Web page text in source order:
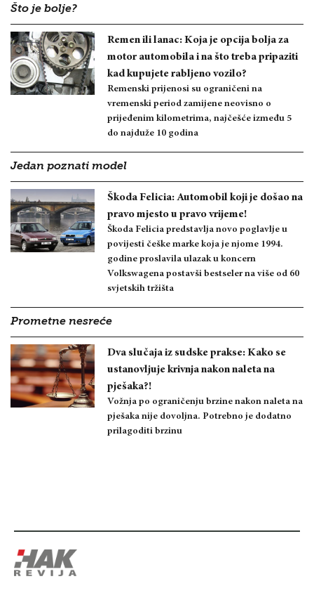
Što je bolje?
Remen ili lanac: Koja je opcija bolja za
motor automobila i na što treba pripaziti
kad kupujete rabljeno vozilo?
Remenski prijenosi su ograničeni na
vremenski period zamijene neovisno o
prijeđenim kilometrima, najčešće između 5
do najduže 10 godina
Jedan poznati model
Škoda Felicia: Automobil koji je došao na
pravo mjesto u pravo vrijeme!
Škoda Felicia predstavlja novo poglavlje u
povijesti češke marke koja je njome 1994.
godine proslavila ulazak u koncern
Volkswagena postavši bestseler na više od 60
svjetskih tržišta
Prometne nesreće
Dva slučaja iz sudske prakse: Kako se
ustanovljuje krivnja nakon naleta na
pješaka?!
Vožnja po ograničenju brzine nakon naleta na
pješaka nije dovoljna. Potrebno je dodatno
prilagoditi brzinu